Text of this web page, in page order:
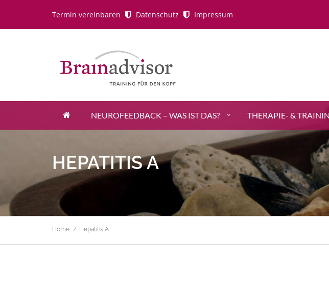
Termin vereinbaren Datenschutz Impressum
ALL
Close Appointment form
NEUROFEEDBACK – WAS IST DAS? THERAPIE- &
HEPATITIS A
Home Hepatitis A